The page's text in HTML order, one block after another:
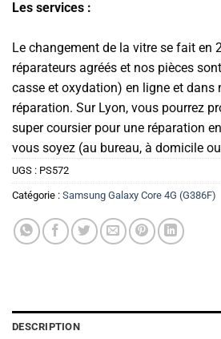
Les services :
Le changement de la vitre se fait en
réparateurs agréés et nos pièces
casse et oxydation) en ligne et dans
réparation. Sur Lyon, vous pourrez
super coursier pour une réparation
vous soyez (au bureau, à domicile
UGS : PS572
Catégorie : Samsung Galaxy Core 4G (G386F)
DESCRIPTION